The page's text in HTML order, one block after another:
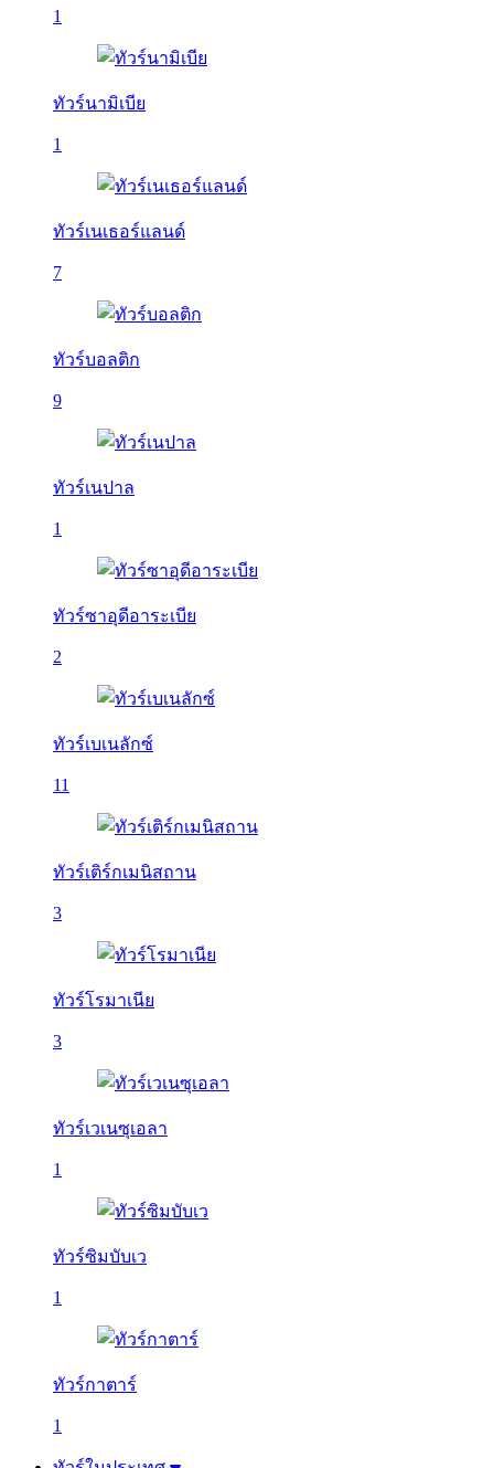
1
ทัวร์นามิเบีย
1
ทัวร์เนเธอร์แลนด์
7
ทัวร์บอลติก
9
ทัวร์เนปาล
1
ทัวร์ซาอุดีอาระเบีย
2
ทัวร์เบเนลักซ์
11
ทัวร์เติร์กเมนิสถาน
3
ทัวร์โรมาเนีย
3
ทัวร์เวเนซุเอลา
1
ทัวร์ซิมบับเว
1
ทัวร์กาตาร์
1